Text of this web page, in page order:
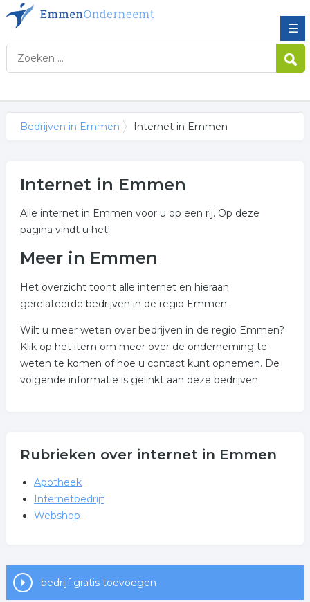
☰
Bedrijven in Emmen Internet in Emmen
Internet in Emmen
Alle internet in Emmen voor u op een rij. Op deze
pagina vindt u het!
Meer in Emmen
Het overzicht toont alle internet en hieraan
gerelateerde bedrijven in de regio Emmen.
Wilt u meer weten over bedrijven in de regio Emmen?
Klik op het item om meer over de onderneming te
weten te komen of hoe u contact kunt opnemen. De
volgende informatie is gelinkt aan deze bedrijven.
Rubrieken over internet in Emmen
Apotheek
Internetbedrijf
Webshop
bedrijf gratis toevoegen